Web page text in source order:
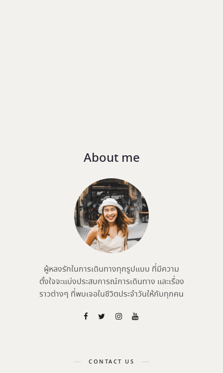
About me
ผู้หลงรักในการเดินทางทุกรูปแบบ ที่มีความ
ตั้งใจจะแบ่งประสบการณ์การเดินทาง และเรื่อง
ราวต่างๆ ที่พบเจอในชีวิตประจำวันให้กับทุกคน
CONTACT US